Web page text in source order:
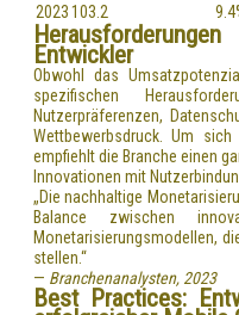
2023103.2
Entwickler
Obwohl das
spezifischen
Nutzerpräferenzen,
Wettbewerbsdruck. Um
empfiehlt die Branche einen
Innovationen mit
„Die nachhaltige
Balance zwischen
Monetarisierungsmodellen,
stellen.“
— Branchenanalysten, 2023
Best Practices: